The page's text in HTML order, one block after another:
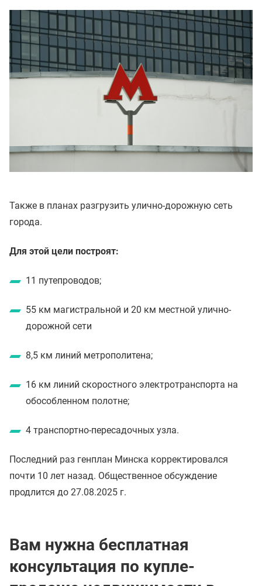
Также в планах разгрузить улично-дорожную сеть
города.
Для этой цели построят:
11 путепроводов;
55 км магистральной и 20 км местной улично-
дорожной сети
8,5 км линий метрополитена;
16 км линий скоростного электротранспорта на
обособленном полотне;
4 транспортно-пересадочных узла.
Последний раз генплан Минска корректировался
почти 10 лет назад. Общественное обсуждение
продлится до 27.08.2025 г.
Вам нужна бесплатная
консультация по купле-